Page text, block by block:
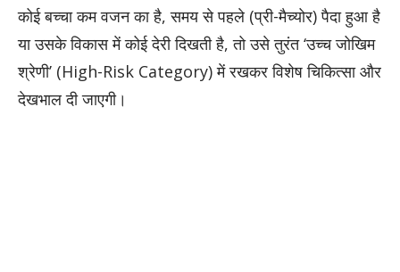
कोई बच्चा कम वजन का है, समय से पहले (प्री-मैच्योर) पैदा हुआ है
या उसके विकास में कोई देरी दिखती है, तो उसे तुरंत ‘उच्च जोखिम
श्रेणी’ (High-Risk Category) में रखकर विशेष चिकित्सा और
देखभाल दी जाएगी।